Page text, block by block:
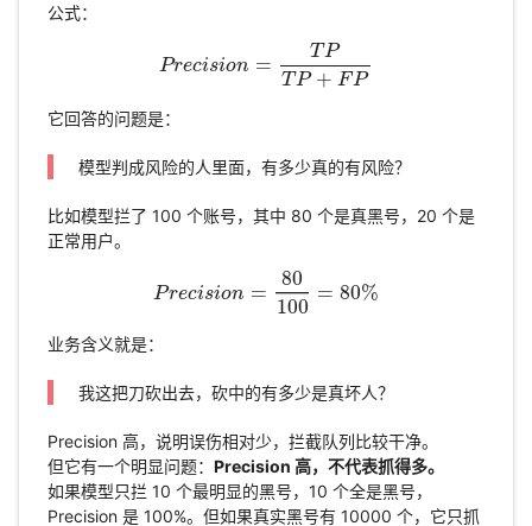
公式：
Precision =
T P
T P + FP
Precisio n=TPTP+FP
它回答的问题是：
模型判成风险的人里面，有多少真的有风险？
比如模型拦了 100 个账号，其中 80 个是真黑号，20 个是
正常用户。
Precision =
80
100
= 80%
Precision =80100 =80%
业务含义就是：
我这把刀砍出去，砍中的有多少是真坏人？
Precision 高，说明误伤相对少，拦截队列比较干净。
但它有一个明显问题： Precision 高，不代表抓得多。
如果模型只拦 10 个最明显的黑号，10 个全是黑号，
Precision 是 100%。但如果真实黑号有 10000 个，它只抓